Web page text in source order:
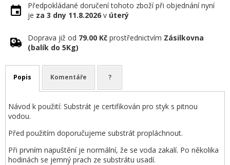
Předpokládané doručení tohoto zboží při objednání nyní
je za 3 dny 11.8.2026 v úterý
Doprava již od 79.00 Kč prostřednictvím Zásilkovna
(balík do 5Kg)
Popis Komentáře ?
Návod k použití: Substrát je certifikován pro styk s pitnou
vodou.
Před použitím doporučujeme substrát propláchnout.
Při prvním napuštění je normální, že se voda zakalí. Po několika
hodinách se jemný prach ze substrátu usadí.